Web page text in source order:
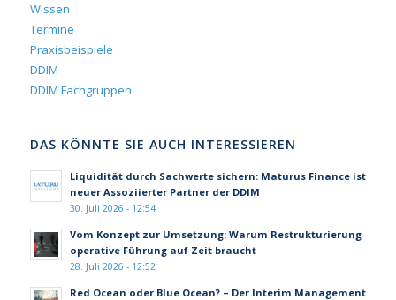
Wissen
Termine
Praxisbeispiele
DDIM
DDIM Fachgruppen
DAS KÖNNTE SIE AUCH INTERESSIEREN
Liquidität durch Sachwerte sichern: Maturus Finance ist
neuer Assoziierter Partner der DDIM
30. Juli 2026 - 12:54
Vom Konzept zur Umsetzung: Warum Restrukturierung
operative Führung auf Zeit braucht
28. Juli 2026 - 12:52
Red Ocean oder Blue Ocean? – Der Interim Management